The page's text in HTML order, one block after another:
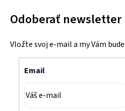
Odoberať newsletter
Vložte svoj e-mail a my Vám
Email